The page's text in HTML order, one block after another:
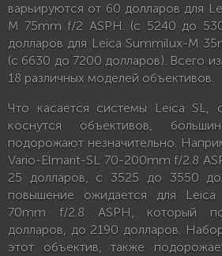
варьируются от 60 долларов для
M 75mm f/2 ASPH. (с 5240 до
долларов для Leica Summilux-M
(с 6630 до 7200 долларов). Всего
18 различных моделей объективов.
Что касается системы Leica SL,
коснутся объективов,
подорожают незначительно.
Vario-Elmarit-SL 70-200mm f/2.8
25 долларов, с 3525 до 3550
повышение ожидается для Leica
70mm f/2.8 ASPH, который
долларов, до 2190 долларов.
этот объектив, также